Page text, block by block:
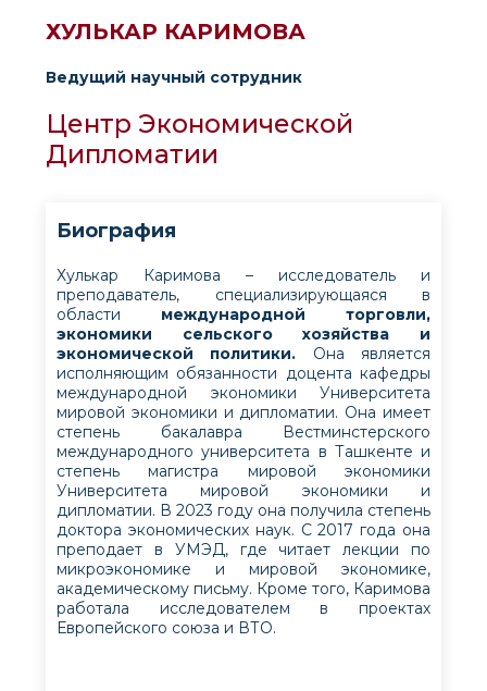
ХУЛЬКАР КАРИМОВА
Ведущий научный сотрудник
Центр Экономической
Дипломатии
Биография
Хулькар Каримова – исследователь и
преподаватель, специализирующаяся в
области международной торговли,
экономики сельского хозяйства и
экономической политики. Она является
исполняющим обязанности доцента кафедры
международной экономики Университета
мировой экономики и дипломатии. Она имеет
степень бакалавра Вестминстерского
международного университета в Ташкенте и
степень магистра мировой экономики
Университета мировой экономики и
дипломатии. В 2023 году она получила степень
доктора экономических наук. С 2017 года она
преподает в УМЭД, где читает лекции по
микроэкономике и мировой экономике,
академическому письму. Кроме того, Каримова
работала исследователем в проектах
Европейского союза и ВТО.